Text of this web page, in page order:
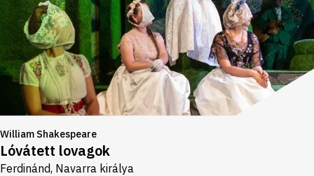
William Shakespeare
Lóvátett lovagok
Ferdinánd, Navarra királya